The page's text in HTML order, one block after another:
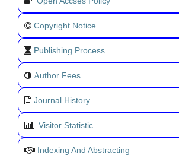
Copyright Notice
Publishing Process
Author Fees
Journal History
Visitor Statistic
Indexing And Abstracting